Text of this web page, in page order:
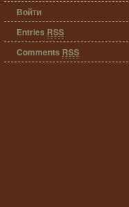
Войти
Entries RSS
Comments RSS